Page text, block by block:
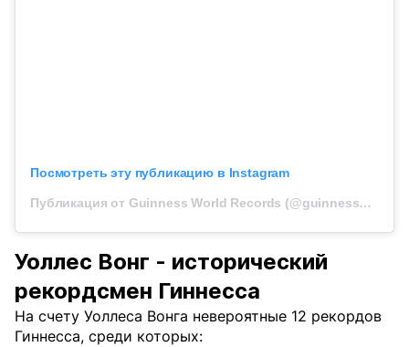
Посмотреть эту публикацию в Instagram
Публикация от Guinness World Records (@guinnessworldrecords)
Уоллес Вонг - исторический
рекордсмен Гиннесса
На счету Уоллеса Вонга невероятные 12 рекордов
Гиннесса, среди которых: